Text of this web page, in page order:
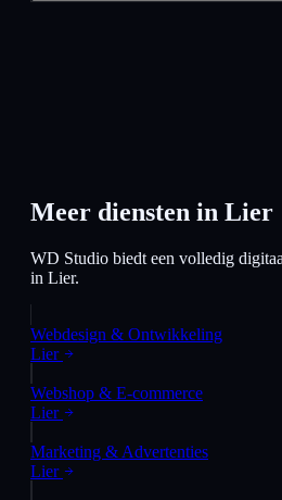
Meer diensten in Lier
WD Studio biedt een volledig
in Lier.
Webdesign & Ontwikkeling
Lier
Webshop & E-commerce
Lier
Marketing & Advertenties
Lier